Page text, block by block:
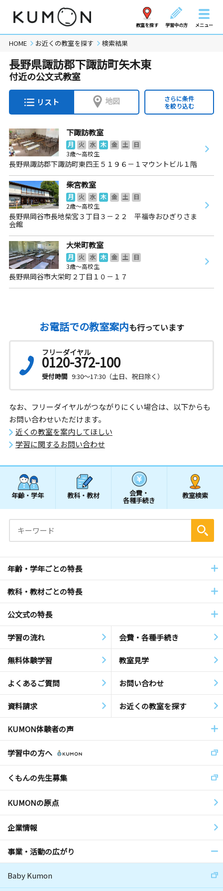
教室を探す 学習中の方 メニュー
HOME お近くの教室を探す 検索結果
長野県諏訪郡下諏訪町矢木東
付近の公文式教室
リスト 地図
さらに条件
を絞り込む
下諏訪教室
月 火 水 木 金 土
日
3歳～高校生
長野県諏訪郡下諏訪町東四王５１９６－１マウントビル１階
柴宮教室
月 火 水 木 金 土
日
2歳～高校生
長野県岡谷市長地柴宮３丁目３－２２ 平福寺おひぎりさま
会館
大栄町教室
月 火 水 木 金 土
日
3歳～高校生
長野県岡谷市大栄町２丁目１０－１７
お電話での教室案内も行っています
フリーダイヤル
0120-372-100
受付時間 9:30～17:30（土日、祝日除く）
なお、フリーダイヤルがつながりにくい場合は、以下からも
お問い合わせいただけます。
近くの教室を案内してほしい
学習に関するお問い合わせ
年齢・学年 教科・教材 会費・
各種手続き
教室検索
年齢・学年ごとの特長
教科・教材ごとの特長
公文式の特長
学習の流れ 会費・各種手続き
無料体験学習 教室見学
よくあるご質問 お問い合わせ
資料請求 お近くの教室を探す
KUMON体験者の声
学習中の方へ
くもんの先生募集
KUMONの原点
企業情報
事業・活動の広がり
Baby Kumon